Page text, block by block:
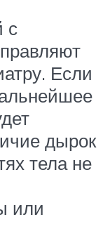
с
Если
дырок
тела не
или